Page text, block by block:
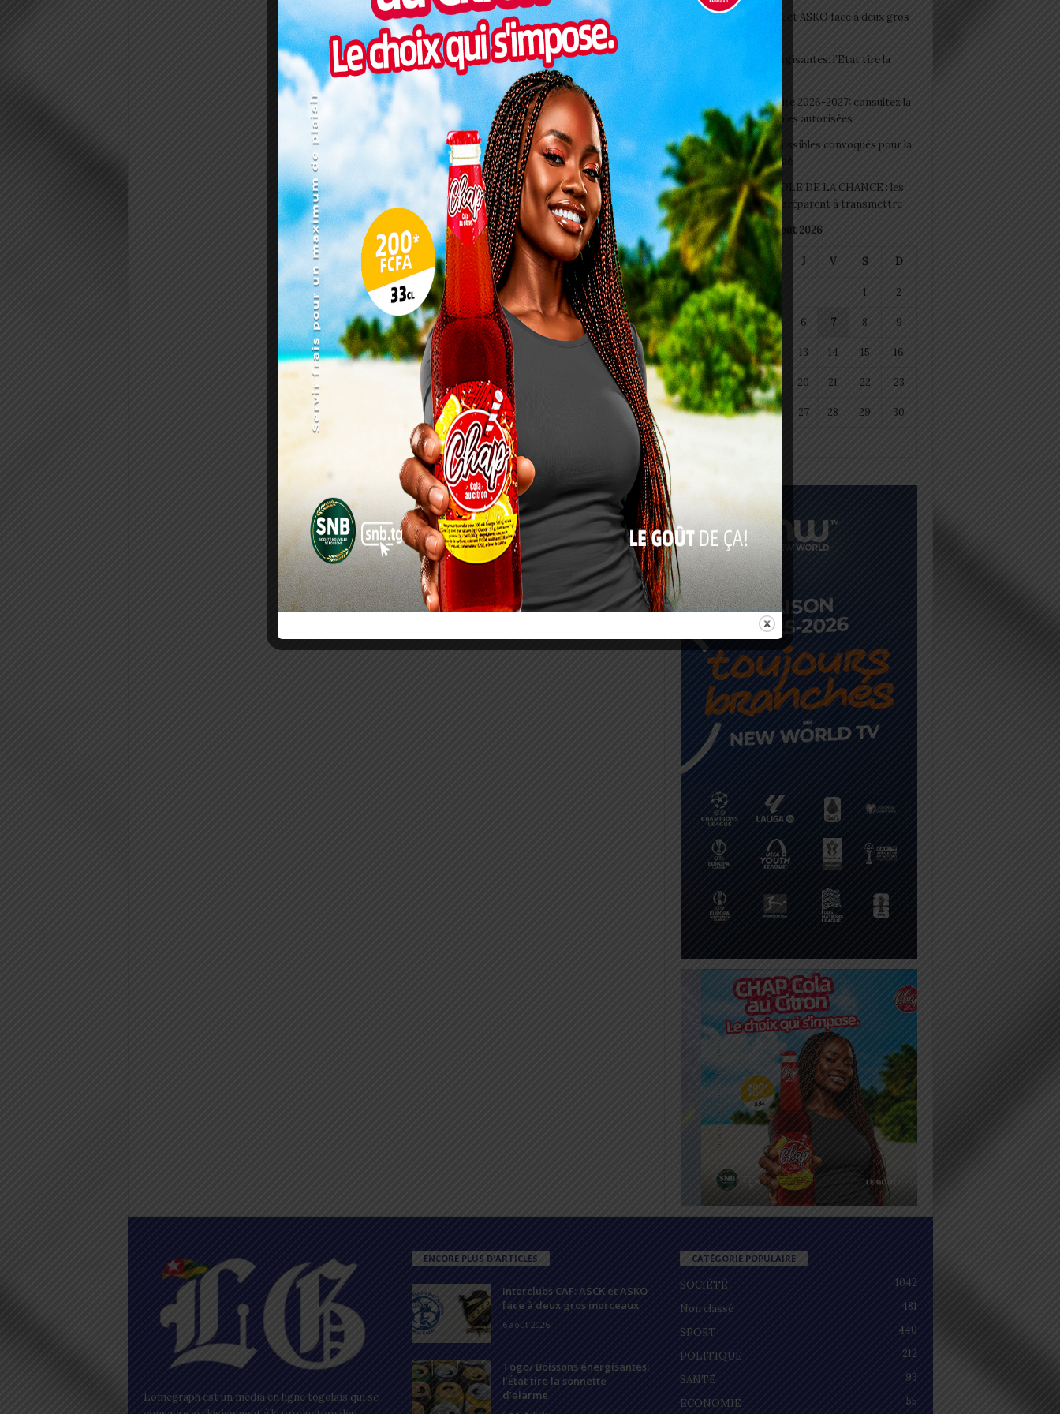
Interclubs CAF: ASCK et ASKO face à deux gros
Togo/ Boissons énergisantes: l’État tire la
Togo/ Rentrée scolaire 2026-2027: consultez la
liste officielle des écoles autorisées
ESSAL 2026 : les admissibles convoqués pour la
visite médicale à Lomé
SWEDD+ Togo / ECOLE DE LA CHANCE : les
maitres-artisans se préparent à transmettre
août 2026
L M M J V S D
1 2
3 4 5 6 7 8 9
10 11 12 13 14 15 16
17 18 19 20 21 22 23
24 25 26 27 28 29 30
Lomegraph est un média en ligne togolais qui se
ENCORE PLUS D'ARTICLES
Interclubs CAF: ASCK et ASKO
face à deux gros morceaux
6 août 2026
Togo/ Boissons énergisantes:
l’État tire la sonnette
d’alarme
CATÉGORIE POPULAIRE
SOCIÉTÉ
1042
Non classé
481
SPORT
440
POLITIQUE
212
SANTÉ
93
ECONOMIE
55